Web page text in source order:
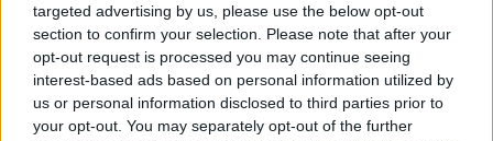
targeted advertising by us, please use the below opt-out
section to confirm your selection. Please note that after your
opt-out request is processed you may continue seeing
interest-based ads based on personal information utilized by
us or personal information disclosed to third parties prior to
your opt-out. You may separately opt-out of the further
La realizzazione del progetto ha coinvolto gli alunni della classe
quinta dellaScuola Primaria di Forcoli "Leonardo Da Vinci",
accompagnati dalle insegnanti, dal Sindaco Marco Gherardini
e da Lia Monti,consigliera comunale con delega all'istruzione. I
ragazzi, dotati di un kit consistente in guanti, cappellini e pettorina,
hanno realizzato la pulizia della zona Nuova Primavera, del